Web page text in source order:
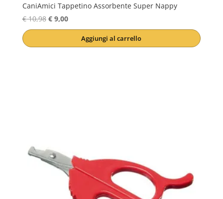
CaniAmici Tappetino Assorbente Super Nappy
€10,98 Il
prezzo
€9,00Il
prezzo
attualeAggiungi al carrello